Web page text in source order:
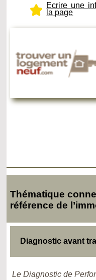
Ecrire une
la page
Thématique
référence de
Diagnostic avant
Le Diagnostic de